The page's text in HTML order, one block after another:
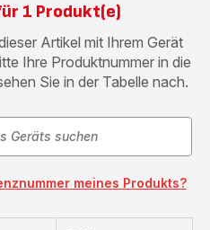
1 Produkt(e)
Artikel mit Ihrem Gerät
Ihre Produktnummer in die
Sie in der Tabelle nach.
meines Produkts?